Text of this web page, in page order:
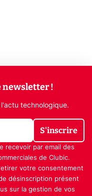
newsletter !
technologique.
S'inscrire
recevoir par email des
de Clubic.
votre consentement
désinscription présent
sur la gestion de vos